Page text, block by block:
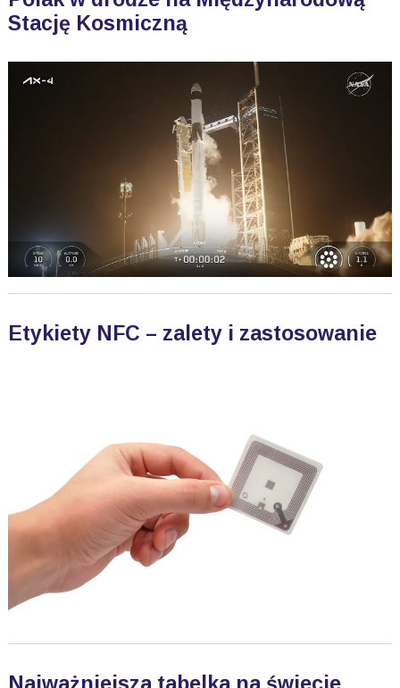
Stację Kosmiczną
Etykiety NFC – zalety i zastosowanie